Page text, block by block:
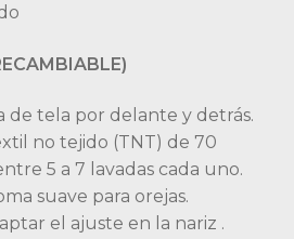
de tela por delante y detrás.
no tejido (TNT) de 70
5 a 7 lavadas cada uno.
suave para orejas.
el ajuste en la nariz .